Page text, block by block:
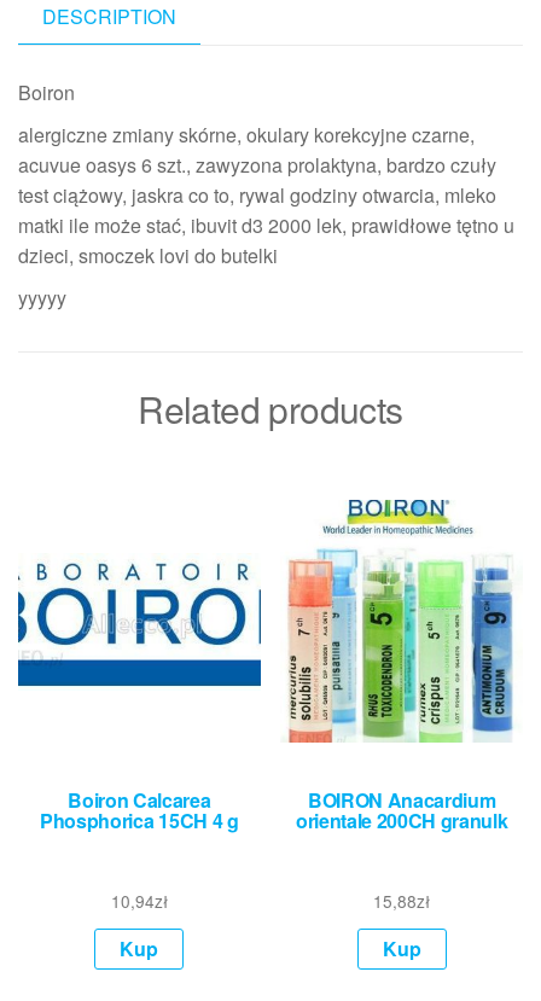
DESCRIPTION
Boiron
alergiczne zmiany skórne, okulary korekcyjne czarne,
acuvue oasys 6 szt., zawyzona prolaktyna, bardzo czuły
test ciążowy, jaskra co to, rywal godziny otwarcia, mleko
matki ile może stać, ibuvit d3 2000 lek, prawidłowe tętno u
dzieci, smoczek lovi do butelki
yyyyy
Related products
Boiron Calcarea
Phosphorica 15CH 4 g
10,94zł
Kup
BOIRON Anacardium
orientale 200CH granulk
15,88zł
Kup